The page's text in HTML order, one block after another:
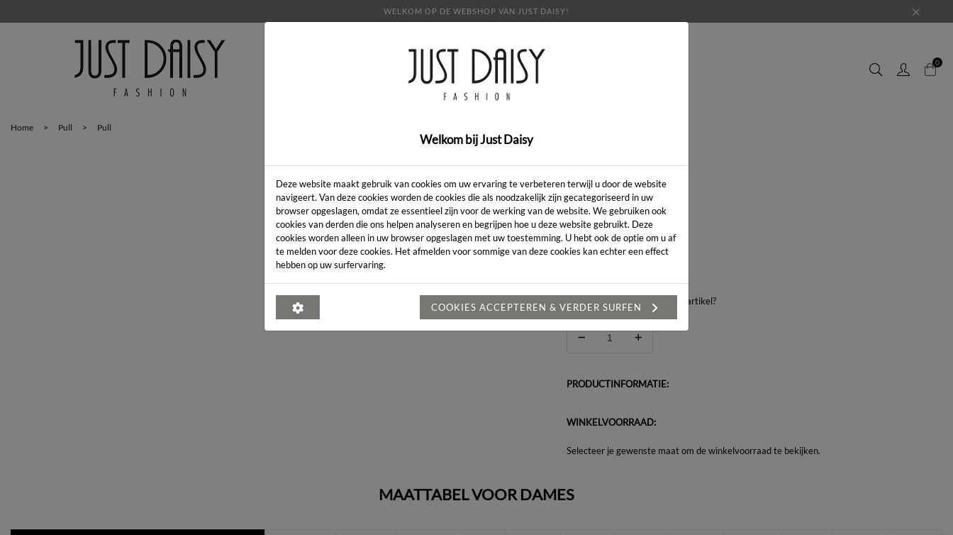
WELKOM OP DE WEBSHOP VAN JUST DAISY!
SALE OVER ONS LOOKBOOK
CONTACT
0
Home > Pull > Pull
LENGTE: *
KLEUR:
Heeft u een vraag over dit artikel?
PRODUCTINFORMATIE:
WINKELVOORRAAD:
Selecteer je gewenste maat om de winkelvoorraad te bekijken.
MAATTABEL VOOR DAMES
Welkom bij Just Daisy
Deze website maakt gebruik van cookies om uw ervaring te verbeteren terwijl u door de website
navigeert. Van deze cookies worden de cookies die als noodzakelijk zijn gecategoriseerd in uw
browser opgeslagen, omdat ze essentieel zijn voor de werking van de website. We gebruiken ook
cookies van derden die ons helpen analyseren en begrijpen hoe u deze website gebruikt. Deze
cookies worden alleen in uw browser opgeslagen met uw toestemming. U hebt ook de optie om u af
te melden voor deze cookies. Het afmelden voor sommige van deze cookies kan echter een effect
hebben op uw surfervaring.
COOKIES ACCEPTEREN & VERDER SURFEN